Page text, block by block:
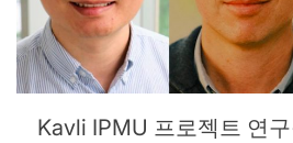
Kavli IPMU 프로젝트 연